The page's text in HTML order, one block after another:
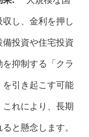
し、金利を押し
備投資や住宅投資
抑制する「クラ
を引き起こす可能
れにより、長期
と懸念します。